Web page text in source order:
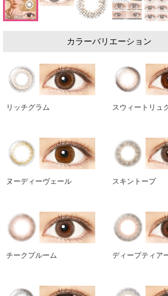
カラーバリエーション
リッチグラム スウィートリュ
ヌーディーヴェール スキントープ
チークプルーム ディープティア